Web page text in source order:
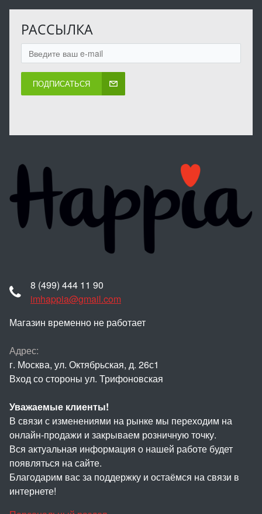
РАССЫЛКА
ПОДПИСАТЬСЯ
8 (499) 444 11 90
imhappia@gmail.com
Магазин временно не работает
Адрес:
г. Москва, ул. Октябрьская, д. 26с1
Вход со стороны ул. Трифоновская
Уважаемые клиенты!
В связи с изменениями на рынке мы переходим на
онлайн-продажи и закрываем розничную точку.
Вся актуальная информация о нашей работе будет
появляться на сайте.
Благодарим вас за поддержку и остаёмся на связи в
интернете!